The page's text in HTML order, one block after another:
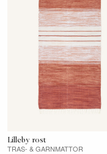
Lilleby rost
TRAS- & GARNMATTOR